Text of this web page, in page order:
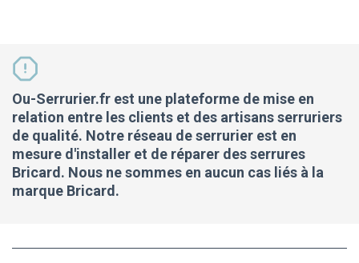
Ou-Serrurier.fr est une plateforme de mise en
relation entre les clients et des artisans serruriers
de qualité. Notre réseau de serrurier est en
mesure d'installer et de réparer des serrures
Bricard. Nous ne sommes en aucun cas liés à la
marque Bricard.